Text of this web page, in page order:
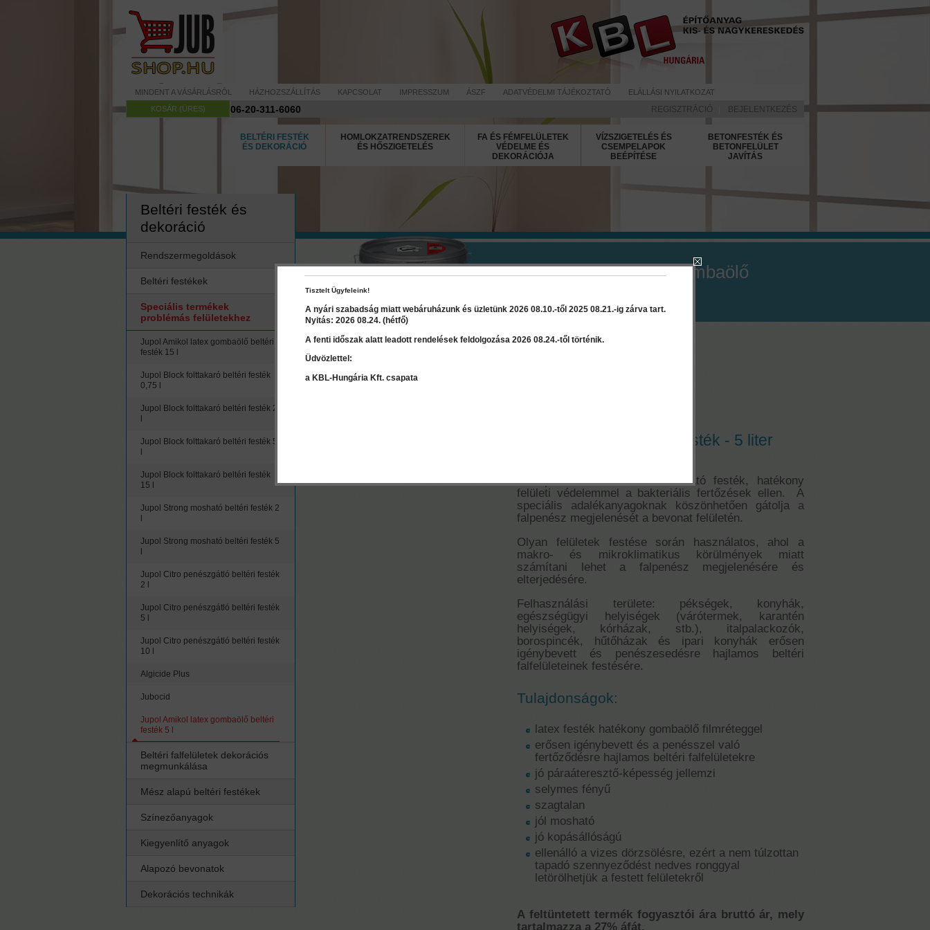
MINDENT A VÁSÁRLÁSRÓL HÁZHOZSZÁLLÍTÁS KAPCSOLAT IMPRESSZUM ÁSZF ADATVÉDELMI TÁJÉKOZTATÓ
ELÁLLÁSI NYILATKOZAT
KOSÁR (ÜRES)
06-20-311-6060 REGISZTRÁCIÓ BEJELENTKEZÉS
BELTÉRI FESTÉK
ÉS DEKORÁCIÓ
HOMLOKZATRENDSZEREK
ÉS HŐSZIGETELÉS
FA ÉS FÉMFELÜLETEK
VÉDELME ÉS
DEKORÁCIÓJA
VÍZSZIGETELÉS ÉS
CSEMPELAPOK
BEÉPÍTÉSE
BETONFESTÉK ÉS
BETONFELÜLET
JAVÍTÁS
Beltéri festék és
dekoráció
Rendszermegoldások
Beltéri festékek
Speciális termékek
problémás felületekhez
Jupol Amikol latex gombaölő beltéri
festék 15 l
Jupol Block folttakaró beltéri festék
0,75 l
Jupol Block folttakaró beltéri festék 2
Jupol Block folttakaró beltéri festék 5
Jupol Block folttakaró beltéri festék
15 l
Jupol Strong mosható beltéri festék 2
Jupol Strong mosható beltéri festék 5
Jupol Citro penészgátló beltéri festék
2 l
Jupol Citro penészgátló beltéri festék
5 l
Jupol Citro penészgátló beltéri festék
10 l
Algicide Plus
Jubocid
Jupol Amikol latex gombaölő beltéri
festék 5 l
Beltéri falfelületek dekorációs
megmunkálása
Mész alapú beltéri festékek
Színezőanyagok
Kiegyenlítő anyagok
Alapozó bevonatok
Dekorációs technikák
Jupol Amikol latex gombaölő
gombaölő beltéri latex festék - 5 liter
A Jupol Amikol kiválóan mosható festék, hatékony
felületi védelemmel a bakteriális fertőzések ellen. A
speciális adalékanyagoknak köszönhetően gátolja a
falpenész megjelenését a bevonat felületén.
Olyan felületek festése során használatos, ahol a
makro- és mikroklimatikus körülmények miatt
számítani lehet a falpenész megjelenésére és
elterjedésére.
Felhasználási területe: pékségek, konyhák,
egészségügyi helyiségek (várótermek, karantén
helyiségek, kórházak, stb.), italpalackozók,
borospincék, hűtőházak és ipari konyhák erősen
igénybevett és penészesedésre hajlamos beltéri
falfelületeinek festésére.
Tulajdonságok:
latex festék hatékony gombaölő filmréteggel
erősen igénybevett és a penésszel való
fertőződésre hajlamos beltéri falfelületekre
jó páraáteresztő-képesség jellemzi
selymes fényű
szagtalan
jól mosható
jó kopásállóságú
ellenálló a vizes dörzsölésre, ezért a nem túlzottan
tapadó szennyeződést nedves ronggyal
letörölhetjük a festett felületekről
A feltüntetett termék fogyasztói ára bruttó ár, mely
tartalmazza a 27% áfát.
Ár:22 920 Ft
Válasszon mennyiséget:
Tisztelt Ügyfeleink!
A nyári szabadság miatt webáruházunk és üzletünk 2026 08.10.-től 2025 08.21.-ig zárva tart.
Nyitás: 2026 08.24. (hétfő)
A fenti időszak alatt leadott rendelések feldolgozása 2026 08.24.-től történik.
Üdvözlettel:
a KBL-Hungária Kft. csapata